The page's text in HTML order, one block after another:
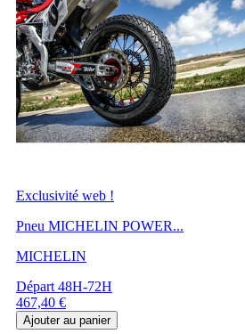
Exclusivité web !
Pneu MICHELIN POWER...
MICHELIN
Départ 48H-72H
Prix
467,40 €
Ajouter au panier